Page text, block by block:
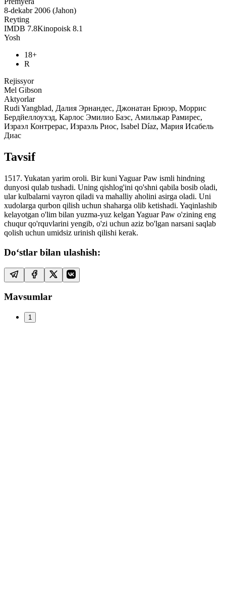
8-dekabr 2006 (Jahon)
Reyting
IMDB 7.8Kinopoisk 8.1
Yosh
18+
R
Rejissyor
Mel Gibson
Aktyorlar
Rudi Yangblad, Далия Эрнандес, Джонатан Брюэр, Моррис
Бердйеллоухэд, Карлос Эмилио Баэс, Амилькар Рамирес,
Израэл Контрерас, Израэль Риос, Isabel Díaz, Мария Исабель
Диас
Tavsif
1517. Yukatan yarim oroli. Bir kuni Yaguar Paw ismli hindning
dunyosi qulab tushadi. Uning qishlog'ini qo'shni qabila bosib oladi,
ular kulbalarni vayron qiladi va mahalliy aholini asirga oladi. Uni
xudolarga qurbon qilish uchun shaharga olib ketishadi. Yaqinlashib
kelayotgan o'lim bilan yuzma-yuz kelgan Yaguar Paw o'zining eng
chuqur qo'rquvlarini yengib, o'zi uchun aziz bo'lgan narsani saqlab
qolish uchun umidsiz urinish qilishi kerak.
Do‘stlar bilan ulashish:
Mavsumlar
1